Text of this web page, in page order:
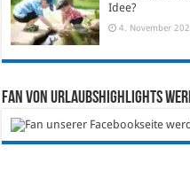
Idee?
4. November
Fan von Urlaubshighlights